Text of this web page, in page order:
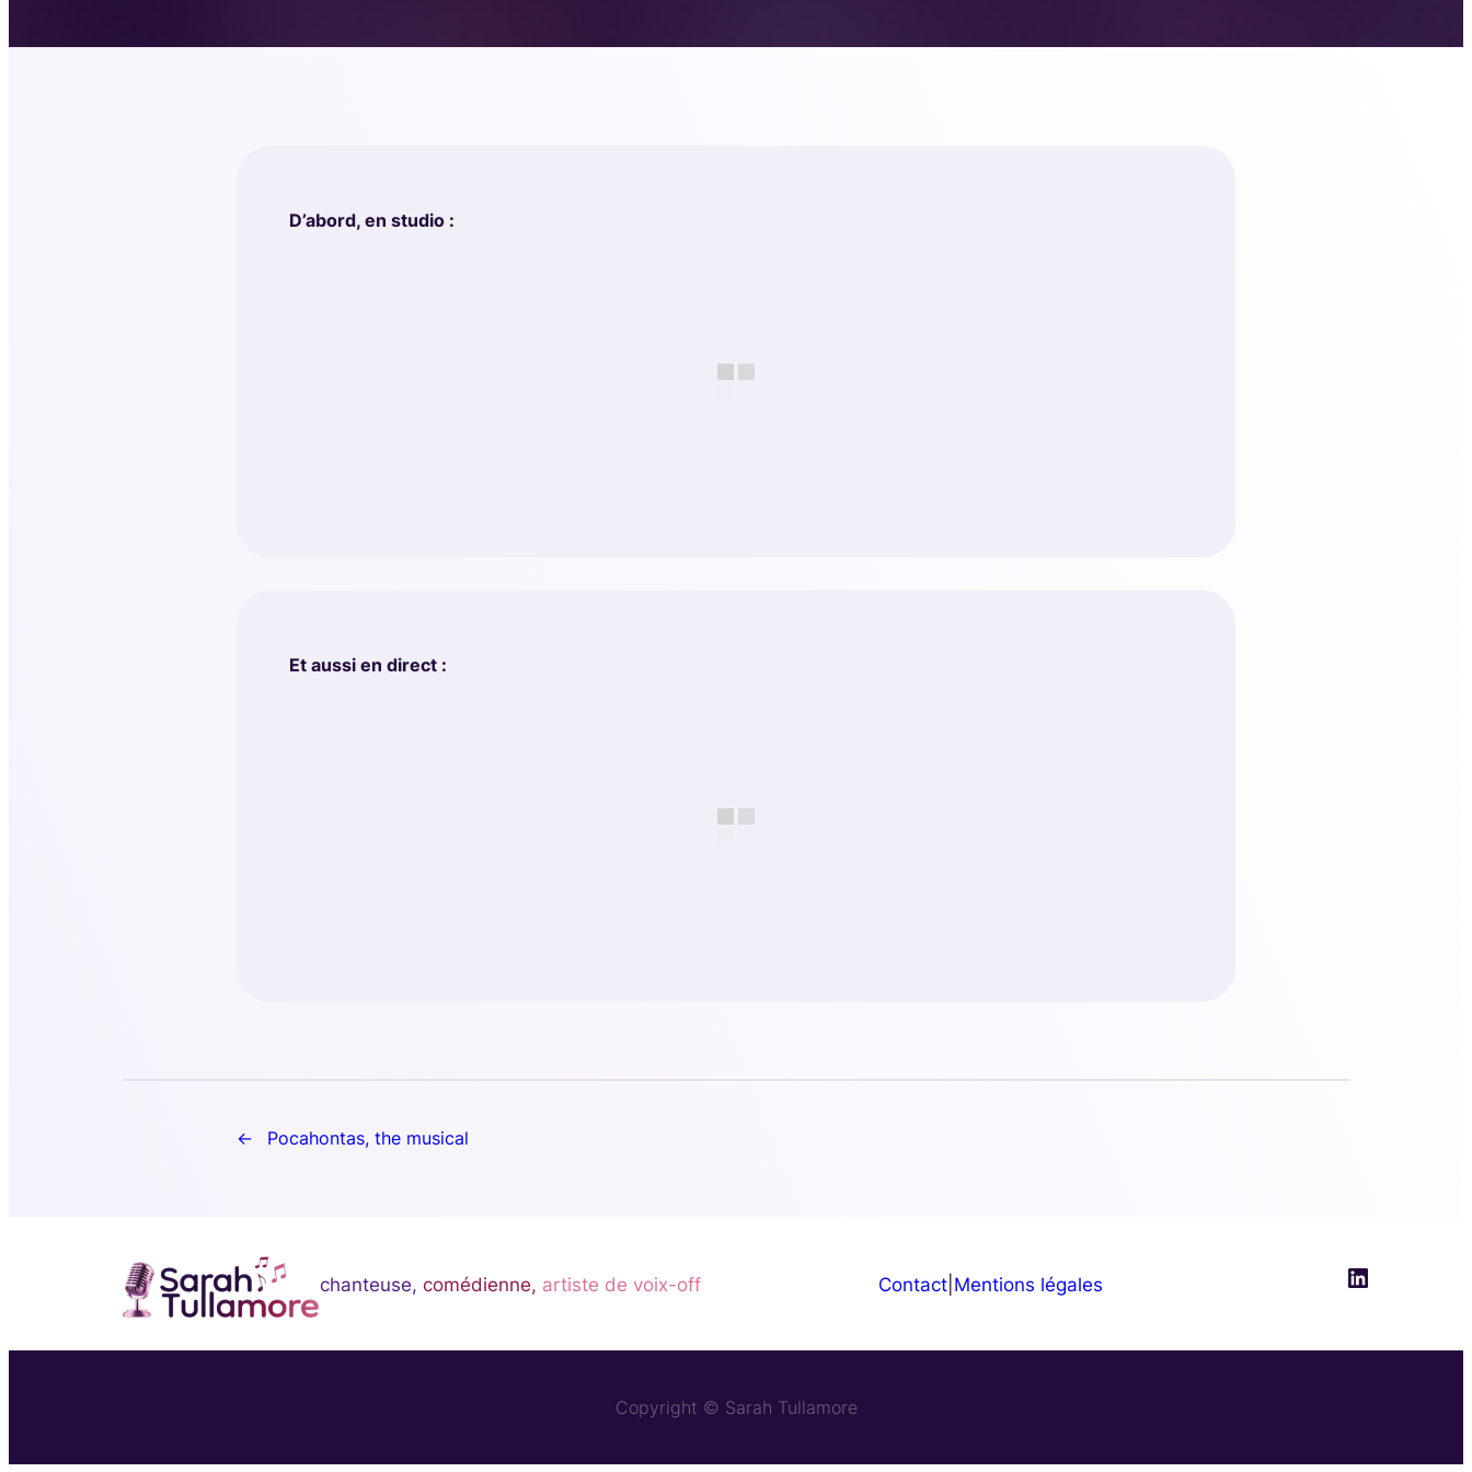
D’abord, en studio :
Et aussi en direct :
Pocahontas, the musical
chanteuse, comédienne, artiste de voix-off Contact| Mentions légales LinkedIn
Copyright © Sarah Tullamore